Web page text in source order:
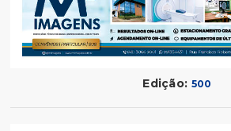
Edição: 500